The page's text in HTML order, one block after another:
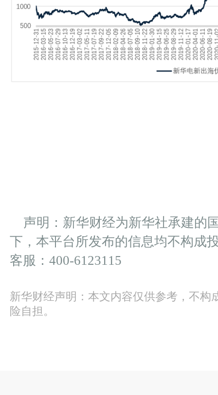
声明：新华财经为新华社承建的
下，本平台所发布的信息均不构成
客服：400-6123115
新华财经声明：本文内容仅供参考，不构
险自担。